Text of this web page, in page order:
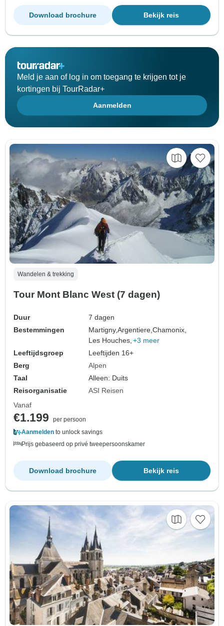
Bekijk reis
Download brochure
Meld je aan of log in om toegang te krijgen tot je
kortingen bij TourRadar+
Aanmelden
Wandelen & trekking
Tour Mont Blanc West (7 dagen)
Duur
7 dagen
Bestemmingen
Martigny,Argentiere,Chamonix,
Les Houches, +3 meer
Leeftijdsgroep
Leeftijden 16+
Berg
Alpen
Taal
Alleen: Duits
Reisorganisatie
ASI Reisen
Vanaf
€1.199
per persoon
Aanmelden to unlock savings
Prijs gebaseerd op privé tweepersoonskamer
Bekijk reis
Download brochure